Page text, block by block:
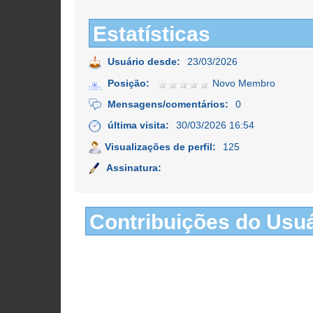
Estatísticas
Usuário desde:
23/03/2026
Posição:
Novo Membro
Mensagens/comentários:
0
última visita:
30/03/2026 16:54
Visualizações de perfil:
125
Assinatura:
Contribuições do